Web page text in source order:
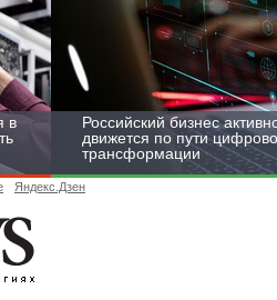
в
Российский бизнес
движется по пути
трансформации
Яндекс.Дзен